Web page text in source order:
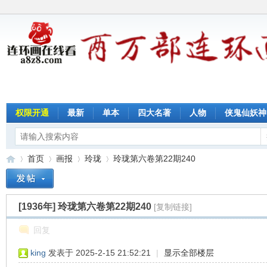
权限开通 最新 单本 四大名著 人物 侠鬼仙妖神
»
首页
›
画报
›
玲珑
›
玲珑第六卷第22期240
[1936年] 玲珑第六卷第22期240 [复制链接]
回复
king 发表于 2025-2-15 21:52:21 | 显示全部楼层